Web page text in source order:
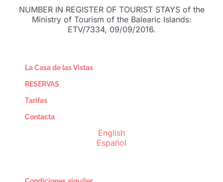
NUMBER IN REGISTER OF TOURIST STAYS of the
Ministry of Tourism of the Balearic Islands:
ETV/7334, 09/09/2016.
La Casa de las Vistas
RESERVAS
Tarifas
Contacta
English
Español